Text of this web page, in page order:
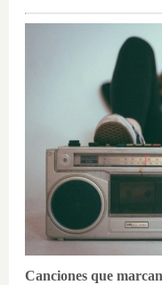
Canciones que marcan